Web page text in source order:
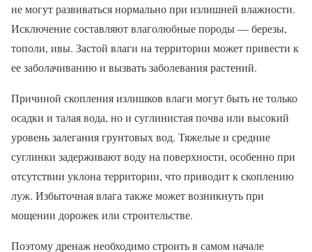
не могут развиваться нормально при излишней влажности.
Исключение составляют влаголюбные породы — березы,
тополи, ивы. Застой влаги на территории может привести к
ее заболачиванию и вызвать заболевания растений.
Причиной скопления излишков влаги могут быть не только
осадки и талая вода, но и суглинистая почва или высокий
уровень залегания грунтовых вод. Тяжелые и средние
суглинки задерживают воду на поверхности, особенно при
отсутствии уклона территории, что приводит к скоплению
луж. Избыточная влага также может возникнуть при
мощении дорожек или строительстве.
Поэтому дренаж необходимо строить в самом начале